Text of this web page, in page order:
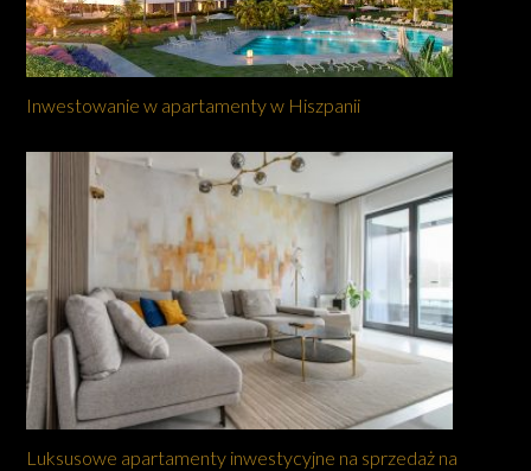
Inwestowanie w apartamenty w Hiszpanii
Luksusowe apartamenty inwestycyjne na sprzedaż na